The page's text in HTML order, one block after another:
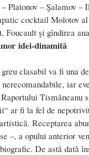
Platonov – Şalamov –
cocktail Molotov
Foucault şi gîndirea
idei-dinamită
clasabil va fi una
iar
Tismăneanu
ar fi la fel de
Receptarea
–, a opului anterior
De astă dată